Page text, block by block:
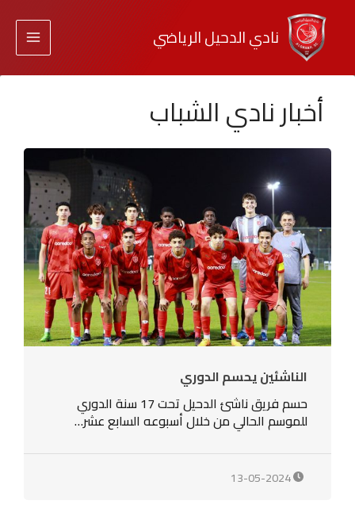
نادي الدحيل الرياضي
أخبار نادي الشباب
الناشئين يحسم الدوري
حسم فريق ناشئ الدحيل تحت 17 سنة الدوري
للموسم الحالي من خلال أسبوعه السابع عشر…
13-05-2024